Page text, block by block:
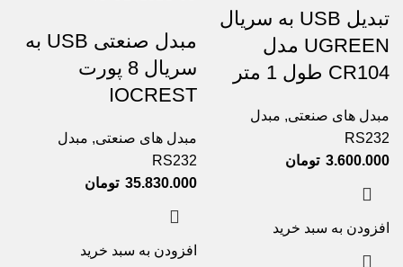
تبدیل USB به سریال
UGREEN مدل
CR104 طول 1 متر
مبدل های صنعتی, مبدل
RS232
3.600.000 تومان
افزودن به سبد خرید
مبدل صنعتی USB به
سریال 8 پورت
IOCREST
مبدل های صنعتی, مبدل
RS232
35.830.000 تومان
افزودن به سبد خرید